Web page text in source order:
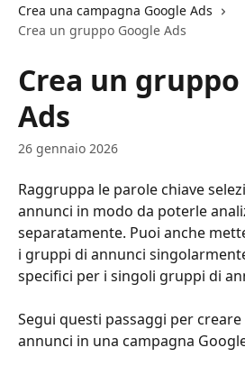
Crea una campagna Google Ads
Crea un gruppo Google Ads
Crea un
Ads
26 gennaio 2026
Raggruppa le parole chiave
annunci in modo da poterle
separatamente. Puoi anche
i gruppi di annunci
specifici per i singoli gruppi di
Segui questi passaggi per
annunci in una campagna